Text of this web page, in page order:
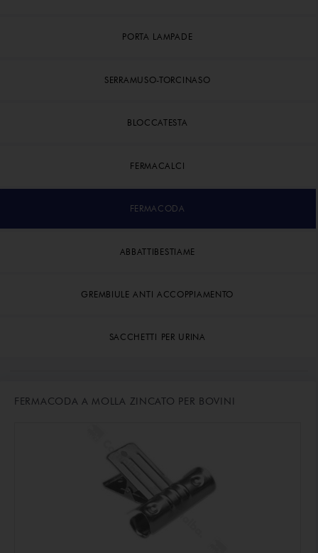
PORTA LAMPADE
SERRAMUSO-TORCINASO
BLOCCATESTA
FERMACALCI
FERMACODA
ABBATTIBESTIAME
GREMBIULE ANTI ACCOPPIAMENTO
SACCHETTI PER URINA
FERMACODA A MOLLA ZINCATO PER BOVINI